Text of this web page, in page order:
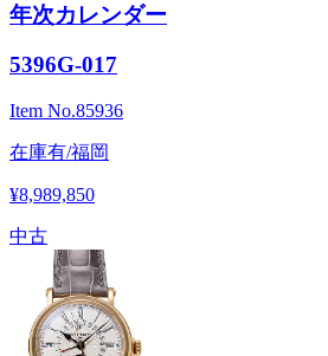
年次カレンダー
5396G-017
Item No.85936
在庫有/福岡
¥8,989,850
中古